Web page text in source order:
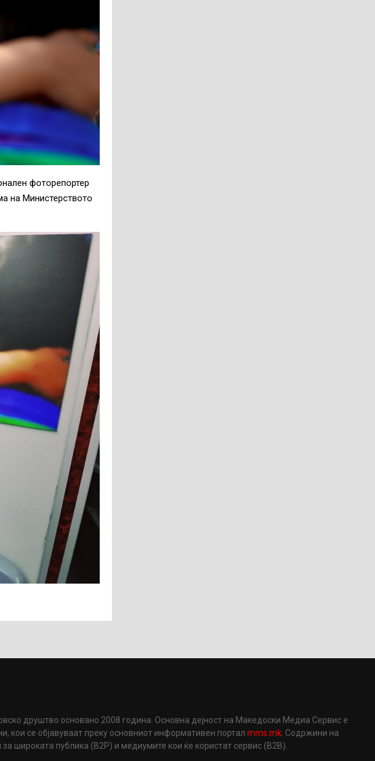
фоторепортер
на Министерството
друштво основано 2008 година. Основна дејност на Македоски Медиа Сервис е
кои се објавуваат преку основниот информативен порталmms.mk . Содржини на
широката публика (B2P) и медиумите кои ќе користат сервис (B2B).